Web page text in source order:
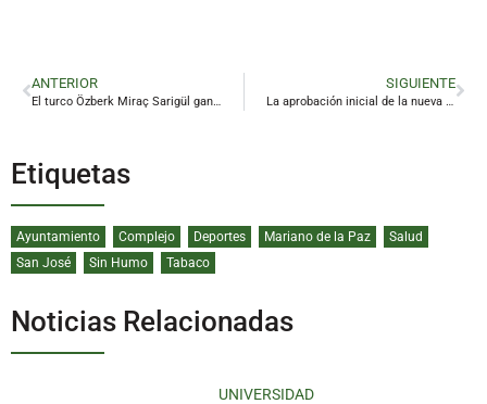
ANTERIOR SIGUIENTE
Etiquetas
Ayuntamiento Complejo Deportes Mariano de la Paz
Salud
San José
Sin Humo Tabaco
Noticias Relacionadas
UNIVERSIDAD